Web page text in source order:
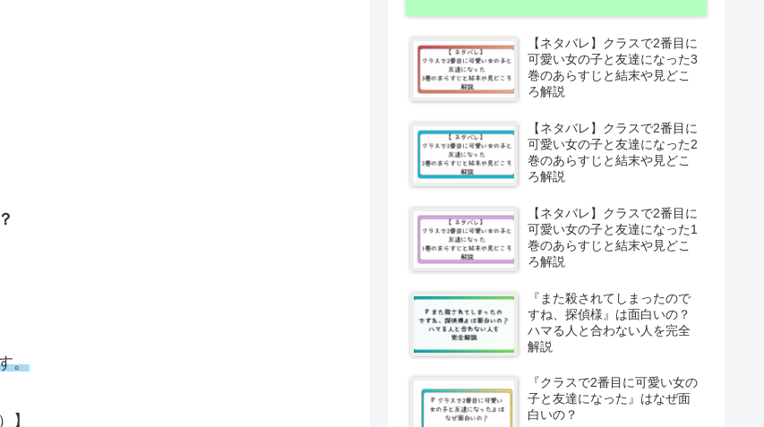
。
】
【ネタバレ】クラスで2番目に
可愛い女の子と友達になった3
巻のあらすじと結末や見どこ
ろ解説
【ネタバレ】クラスで2番目に
可愛い女の子と友達になった2
巻のあらすじと結末や見どこ
ろ解説
【ネタバレ】クラスで2番目に
可愛い女の子と友達になった1
巻のあらすじと結末や見どこ
ろ解説
『また殺されてしまったので
すね、探偵様』は面白いの？
ハマる人と合わない人を完全
解説
『クラスで2番目に可愛い女の
子と友達になった』はなぜ面
白いの？